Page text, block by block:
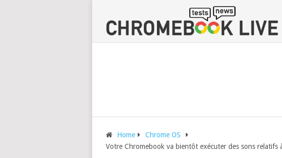
Home
Chrome OS
Votre Chromebook va bientôt exécuter des sons relatifs